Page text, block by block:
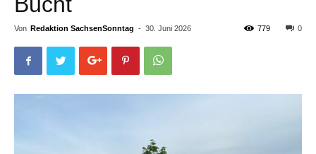
Von Redaktion SachsenSonntag - 30. Juni 2026 0
779